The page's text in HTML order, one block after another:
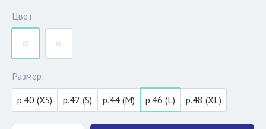
Цвет:
Размер:
р.40 (XS)
р.42 (S) р.44 (M) р.46 (L) р.48 (XL)